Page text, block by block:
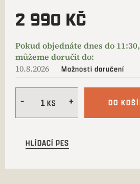
2 990 KČ
10.8.2026 Možnosti doručení
DO
HLÍDACÍ PES